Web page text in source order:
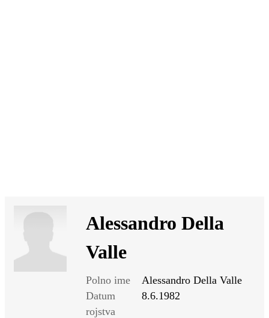
Alessandro Della
Valle
Polno ime
Alessandro Della Valle
Datum
rojstva
8.6.1982